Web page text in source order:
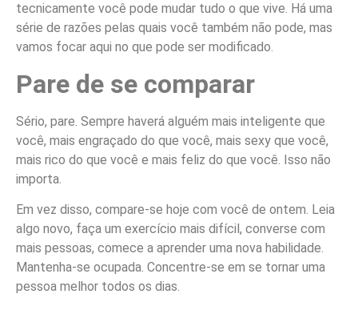
tecnicamente você pode mudar tudo o que vive. Há uma
série de razões pelas quais você também não pode, mas
vamos focar aqui no que pode ser modificado.
Pare de se comparar
Sério, pare. Sempre haverá alguém mais inteligente que
você, mais engraçado do que você, mais sexy que você,
mais rico do que você e mais feliz do que você. Isso não
importa.
Em vez disso, compare-se hoje com você de ontem. Leia
algo novo, faça um exercício mais difícil, converse com
mais pessoas, comece a aprender uma nova habilidade.
Mantenha-se ocupada. Concentre-se em se tornar uma
pessoa melhor todos os dias.